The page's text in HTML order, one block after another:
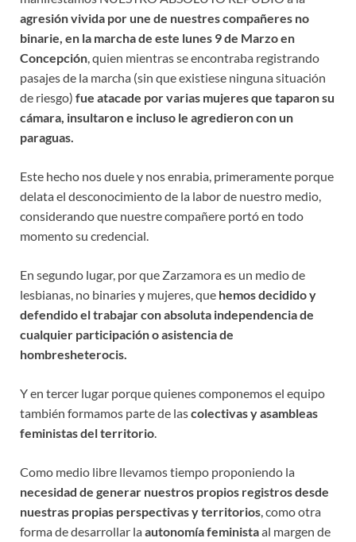
agresión vivida por une de nuestres compañeres no
binarie, en la marcha de este lunes 9 de Marzo en
Concepción, quien mientras se encontraba registrando
pasajes de la marcha (sin que existiese ninguna situación
de riesgo) fue atacade por varias mujeres que taparon su
cámara, insultaron e incluso le agredieron con un
paraguas.
Este hecho nos duele y nos enrabia, primeramente porque
delata el desconocimiento de la labor de nuestro medio,
considerando que nuestre compañere portó en todo
momento su credencial.
En segundo lugar, por que Zarzamora es un medio de
lesbianas, no binaries y mujeres, que hemos decidido y
defendido el trabajar con absoluta independencia de
cualquier participación o asistencia de
hombresheterocis.
Y en tercer lugar porque quienes componemos el equipo
también formamos parte de lascolectivas y asambleas
feministas del territorio.
Como medio libre llevamos tiempo proponiendo la
necesidad de generar nuestros propios registros desde
nuestras propias perspectivas y territorios, como otra
forma de desarrollar laautonomía feministaal margen de